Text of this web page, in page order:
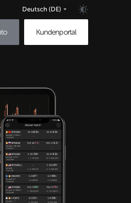
Deutsch (DE)
Kundenportal